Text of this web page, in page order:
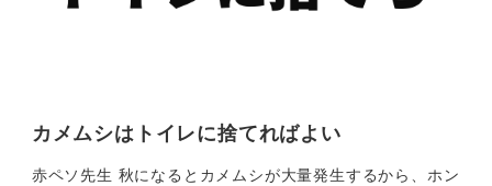
カメムシはトイレに捨てればよい
赤ペソ先生 秋になるとカメムシが大量発生するから、ホン